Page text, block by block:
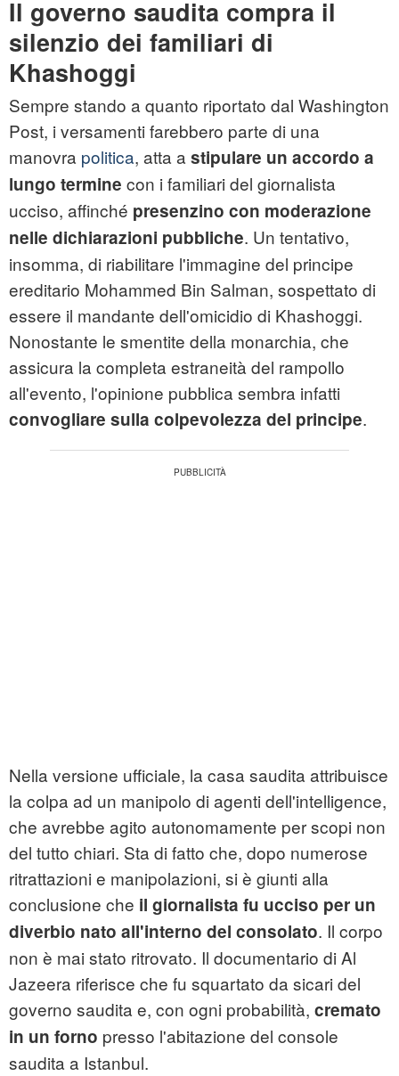
Il governo saudita compra il
silenzio dei familiari di
Khashoggi
Sempre stando a quanto riportato dal Washington
Post, i versamenti farebbero parte di una
manovra politica, atta a stipulare un accordo a
lungo termine con i familiari del giornalista
ucciso, affinché presenzino con moderazione
nelle dichiarazioni pubbliche. Un tentativo,
insomma, di riabilitare l'immagine del principe
ereditario Mohammed Bin Salman, sospettato di
essere il mandante dell'omicidio di Khashoggi.
Nonostante le smentite della monarchia, che
assicura la completa estraneità del rampollo
all'evento, l'opinione pubblica sembra infatti
convogliare sulla colpevolezza del principe.
Nella versione ufficiale, la casa saudita attribuisce
la colpa ad un manipolo di agenti dell'intelligence,
che avrebbe agito autonomamente per scopi non
del tutto chiari. Sta di fatto che, dopo numerose
ritrattazioni e manipolazioni, si è giunti alla
conclusione che il giornalista fu ucciso per un
diverbio nato all'interno del consolato. Il corpo
non è mai stato ritrovato. Il documentario di Al
Jazeera riferisce che fu squartato da sicari del
governo saudita e, con ogni probabilità, cremato
in un forno presso l'abitazione del console
saudita a Istanbul.